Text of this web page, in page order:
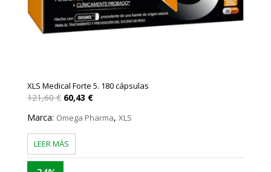
XLS Medical Forte 5. 180 cápsulas
121,60€ El
precio
original
era:
60,43 €El
es:
Marca: Omega Pharma, XLS
LEER MÁS